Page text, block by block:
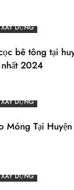
XÂY DỰNG
bê tông tại
nhất 2024
XÂY DỰNG
Móng Tại
XÂY DỰNG